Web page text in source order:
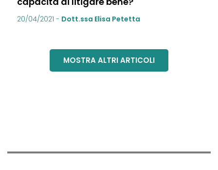
20/04/2021 - Dott.ssa Elisa Petetta
MOSTRA ALTRI ARTICOLI